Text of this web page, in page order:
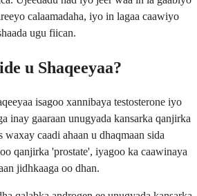
calaamadaha, iyo in lagaa caawiyo
ugu fiican.
u Shaqeeyaa?
isagoo xannibaya testosterone iyo
inay gaaraan unugyada kansarka qanjirka
waxay caadi ahaan u dhaqmaan sida
qanjirka 'prostate', iyagoo ka caawinaya
jidhkaaga oo dhan.